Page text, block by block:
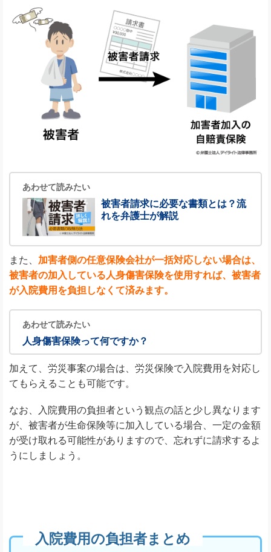
あわせて読みたい
被害者請求に必要な書類とは？流
れを弁護士が解説
また、 加害者側の任意保険会社が一括対応しない場合は、
被害者の加入している人身傷害保険を使用すれば、被害者
が入院費用を負担しなくて済みます。
あわせて読みたい
人身傷害保険って何ですか？
加えて、労災事案の場合は、労災保険で入院費用を対応し
てもらえることも可能です。
なお、入院費用の負担者という観点の話と少し異なります
が、被害者が生命保険等に加入している場合、一定の金額
が受け取れる可能性がありますので、忘れずに請求するよ
うにしましょう。
入院費用の負担者まとめ